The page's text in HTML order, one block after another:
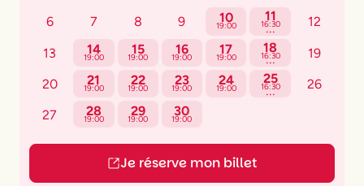
6
7 8 9 10
19:00
11
16:30
... 12
13 14
19:00
15
19:00
16
19:00
17
19:00
18
16:30
... 19
20 21
19:00
22
19:00
23
19:00
24
19:00
25
16:30
...
26
27
28
19:00
29
19:00
30
19:00
Je réserve mon billet